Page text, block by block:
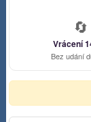
🔄
Vrácení
Bez udání